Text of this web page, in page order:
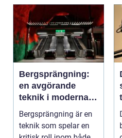
Bergsprängning:
en avgörande
teknik i moderna
byggprojekt
Bergsprängning är en
teknik som spelar en